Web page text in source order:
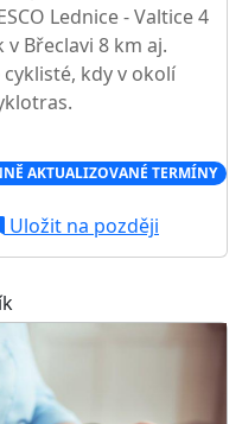
Lednice - Valtice 4
Břeclavi 8 km aj.
kdy v okolí
AKTUALIZOVANÉ TERMÍNY
Uložit na později